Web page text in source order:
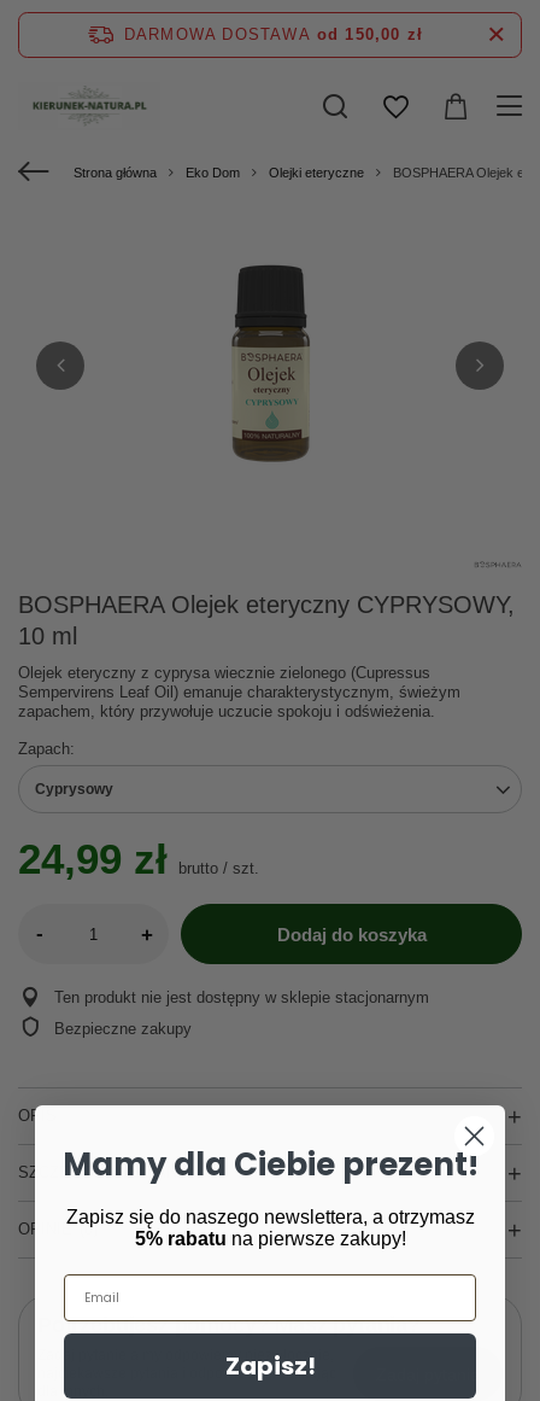
DARMOWA DOSTAWA od 150,00 zł
Strona główna Eko Dom Olejki eteryczne BOSPHAERA Olejek
BOSPHAERA Olejek eteryczny CYPRYSOWY,
10 ml
Olejek eteryczny z cyprysa wiecznie zielonego (Cupressus
Sempervirens Leaf Oil) emanuje charakterystycznym, świeżym
zapachem, który przywołuje uczucie spokoju i odświeżenia.
Zapach
Cyprysowy
24,99 zł brutto / szt.
- + Dodaj do koszyka
Ten produkt nie jest dostępny w sklepie stacjonarnym
Bezpieczne zakupy
OPIS
SZCZEGÓŁOWE DANE
OPINIE (0)
Potrzebujesz pomocy? Masz pytania?
Zadaj pytanie a my odpowiemy niezwłocznie,
najciekawsze pytania i odpowiedzi publikując
dla innych.
Mamy dla Ciebie prezent!
Zapisz się do naszego newslettera, a otrzymasz
5% rabatu na pierwsze zakupy!
Email
Zapisz!